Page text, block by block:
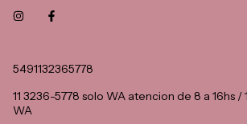
5491132365778
11 3236-5778 solo WA atencion de 8 a 16hs /
WA